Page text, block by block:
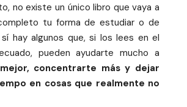
no existe un único libro que vaya a
tu forma de estudiar o de
sí hay algunos que, si los lees en el
pueden ayudarte mucho a
concentrarte más y dejar
en cosas que realmente no